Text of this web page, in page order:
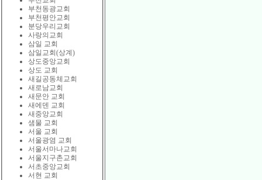
부천동광교회
부천평안교회
분당우리교회
사랑의교회
삼일 교회
삼일교회(상계)
상도중앙교회
상도 교회
새길공동체교회
새로남교회
새문안 교회
새에덴 교회
새중앙교회
샘물 교회
서울 교회
서울광염 교회
서울서마나교회
서울지구촌교회
서초중앙교회
서현 교회